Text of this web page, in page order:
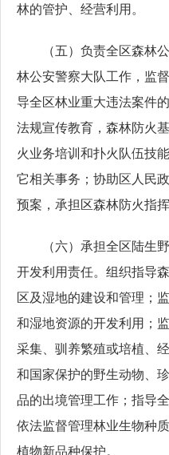
林的管护、经营利用。
（五）负责全区森林
林公安警察大队工作，监
导全区林业重大违法案件
法规宣传教育，森林防火
火业务培训和扑火队伍技
它相关事务；协助区人民
预案，承担区森林防火指
（六）承担全区陆生
开发利用责任。组织指导
区及湿地的建设和管理；
和湿地资源的开发利用；
采集、驯养繁殖或培植、
和国家保护的野生动物、
品的出境管理工作；指导
依法监督管理林业生物种
植物新品种保护。